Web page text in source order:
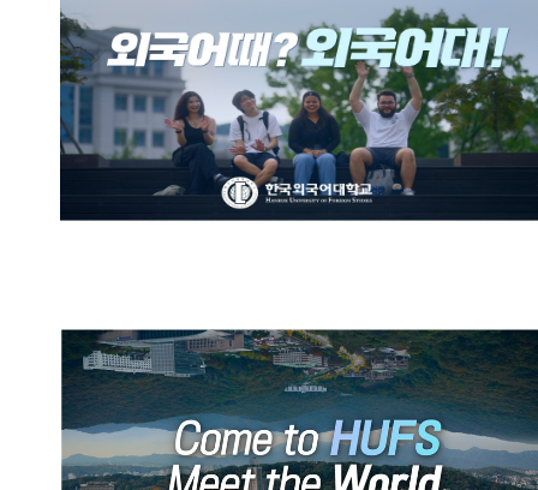
한국외국어대학교 브랜드영상:
외국어때? 외국어대!
HUFS Official Promotional
Video (English)